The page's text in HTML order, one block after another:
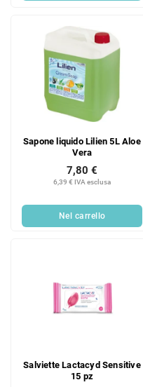
Sapone liquido Lilien 5L Aloe
Vera
6,39 € IVA esclusa
7,80 €
Nel carrello
Salviette Lactacyd Sensitive
15 pz